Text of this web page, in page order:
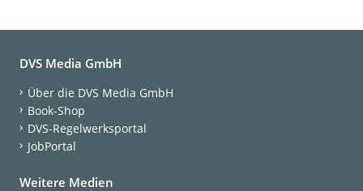
DVS Media GmbH
Über die DVS Media GmbH
Book-Shop
DVS-Regelwerksportal
JobPortal
Weitere Medien